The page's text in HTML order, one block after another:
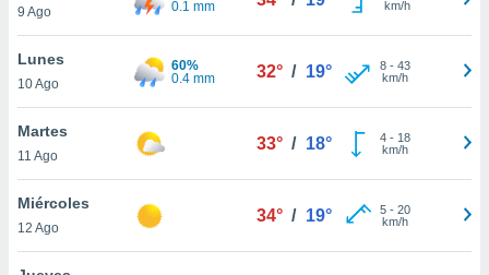
más
nuestra
y
disponible
9 Ago
0.1 mm
km/h
Lunes
10 Ago
60%
0.4 mm
32° / 19° 8- 43
km/h
Martes
11 Ago
33° / 18° 4- 18
km/h
Miércoles
12 Ago
34° / 19° 5- 20
km/h